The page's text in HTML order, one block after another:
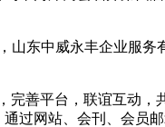
山东中威永丰企业服
完善平台，联谊互动
过网站、会刊、会员